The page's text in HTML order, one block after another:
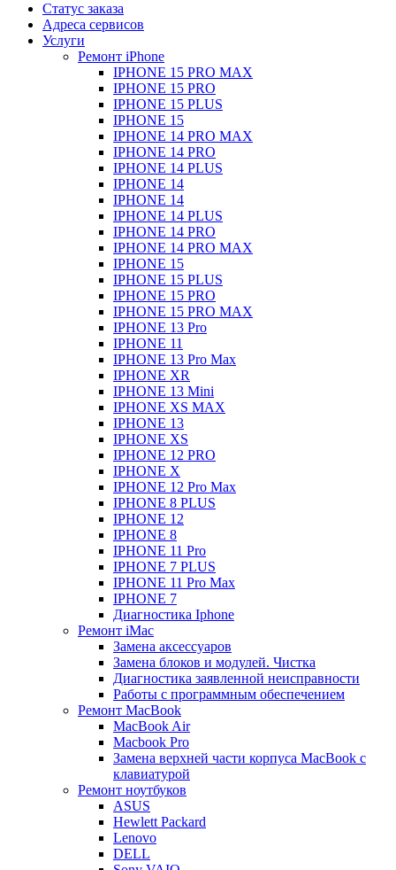
Статус заказа
Адреса сервисов
Услуги
Ремонт iPhone
IPHONE 15 PRO MAX
IPHONE 15 PRO
IPHONE 15 PLUS
IPHONE 15
IPHONE 14 PRO MAX
IPHONE 14 PRO
IPHONE 14 PLUS
IPHONE 14
IPHONE 14
IPHONE 14 PLUS
IPHONE 14 PRO
IPHONE 14 PRO MAX
IPHONE 15
IPHONE 15 PLUS
IPHONE 15 PRO
IPHONE 15 PRO MAX
IPHONE 13 Pro
IPHONE 11
IPHONE 13 Pro Max
IPHONE XR
IPHONE 13 Mini
IPHONE XS MAX
IPHONE 13
IPHONE XS
IPHONE 12 PRO
IPHONE X
IPHONE 12 Pro Max
IPHONE 8 PLUS
IPHONE 12
IPHONE 8
IPHONE 11 Pro
IPHONE 7 PLUS
IPHONE 11 Pro Max
IPHONE 7
Диагностика Iphone
Ремонт iMac
Замена аксессуаров
Замена блоков и модулей. Чистка
Диагностика заявленной неисправности
Работы с программным обеспечением
Ремонт MacBook
MacBook Air
Macbook Pro
Замена верхней части корпуса MacBook с
клавиатурой
Ремонт ноутбуков
ASUS
Hewlett Packard
Lenovo
DELL